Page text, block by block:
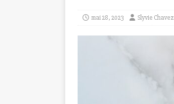
mai 28, 2023 Slyvie Chavez